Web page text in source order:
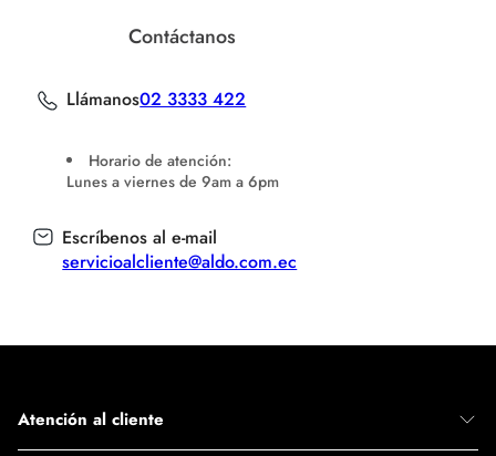
Contáctanos
Llámanos02 3333 422
Horario de atención:
Lunes a viernes de 9am a 6pm
Escríbenos al e-mail
servicioalcliente@aldo.com.ec
Atención al cliente